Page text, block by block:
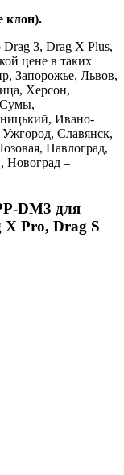
клон).
3, Drag X Plus,
цене в таких
Запорожье, Львов,
Херсон,
Сумы,
Ивано-
Славянск,
Павлоград,
Новоград –
DM3 для
X Pro, Drag S